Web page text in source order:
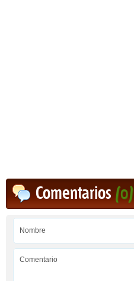
Comentarios(0)